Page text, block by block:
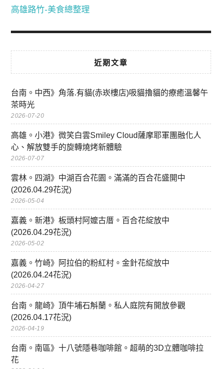
高雄路竹-美食總整理
近期文章
台南。中西》角落.有貓(赤崁樓店)吸貓擼貓的療癒溫馨午
茶時光
2026-07-20
高雄。小港》微笑白雲Smiley Cloud薩摩耶軍團融化人
心、解放雙手的旋轉燒烤新體驗
2026-07-07
雲林。四湖》中湖百合花園。滿滿的百合花盛開中
(2026.04.29花況)
2026-05-04
嘉義。新港》板頭村阿嬤古厝。百合花綻放中
(2026.04.29花況)
2026-05-02
嘉義。竹崎》阿拉伯的粉紅村。金針花綻放中
(2026.04.24花況)
2026-04-27
台南。龍崎》頂牛埔石斛蘭。私人庭院有開放參觀
(2026.04.17花況)
2026-04-19
台南。南區》十八號隱巷咖啡館。超萌的3D立體咖啡拉
花